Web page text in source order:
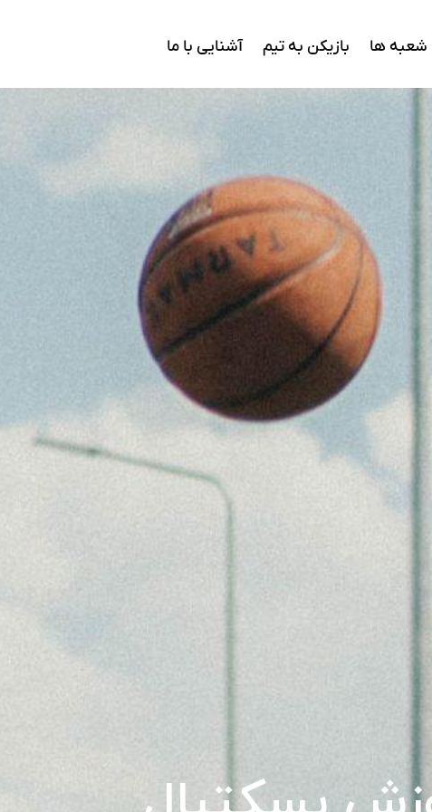
شعبه ها بازیکن به تیم آشنایی با ما